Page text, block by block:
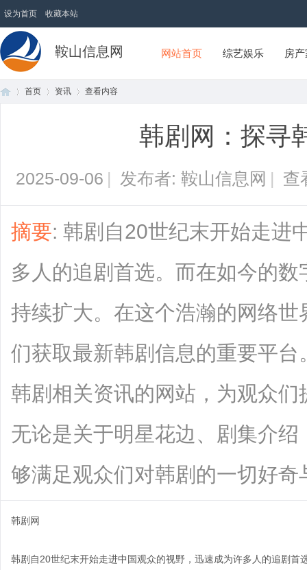
设为首页 收藏本站
鞍山信息网 网站首页 综艺娱乐 房
首页 资讯 查看内容
韩剧网：探寻
2025-09-06 | 发布者: 鞍山信息网 | 查
摘要: 韩剧自20世纪末开始走进
多人的追剧首选。而在如今的
持续扩大。在这个浩瀚的网络
们获取最新韩剧信息的重要平
韩剧相关资讯的网站，为观众
无论是关于明星花边、剧集介
够满足观众们对韩剧的一切好奇
韩剧网
韩剧自20世纪末开始走进中国观众的视野，迅速成为许多人的追剧